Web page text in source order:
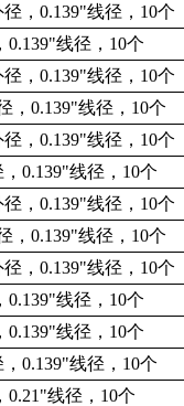
， 0.139"线径， 10个
0.139"线径， 10个
， 0.139"线径， 10个
， 0.139"线径， 10个
， 0.139"线径， 10个
0.139"线径， 10个
， 0.139"线径， 10个
， 0.139"线径， 10个
， 0.139"线径， 10个
0.139"线径， 10个
0.139"线径， 10个
0.139"线径， 10个
0.21"线径， 10个